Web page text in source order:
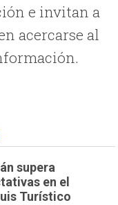
e invitan a
acercarse al
supera
en el
Turístico